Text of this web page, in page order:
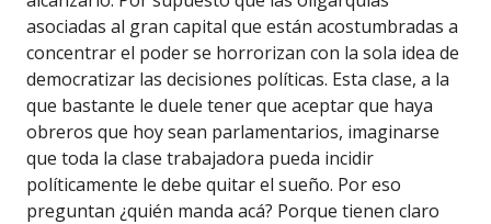
asociadas al gran capital que están acostumbradas a
concentrar el poder se horrorizan con la sola idea de
democratizar las decisiones políticas. Esta clase, a la
que bastante le duele tener que aceptar que haya
obreros que hoy sean parlamentarios, imaginarse
que toda la clase trabajadora pueda incidir
políticamente le debe quitar el sueño. Por eso
preguntan ¿quién manda acá? Porque tienen claro